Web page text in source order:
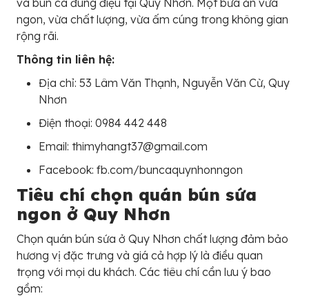
ngon, vừa chất lượng, vừa ấm cúng trong không gian
rộng rãi.
Thông tin liên hệ:
Địa chỉ: 53 Lâm Văn Thạnh, Nguyễn Văn Cừ, Quy
Nhơn
Điện thoại: 0984 442 448
Email: thimyhangt37@gmail.com
Facebook: fb.com/buncaquynhonngon
Tiêu chí chọn quán bún sứa
ngon ở Quy Nhơn
Chọn quán bún sứa ở Quy Nhơn chất lượng đảm bảo
hương vị đặc trưng và giá cả hợp lý là điều quan
trọng với mọi du khách. Các tiêu chí cần lưu ý bao
gồm: